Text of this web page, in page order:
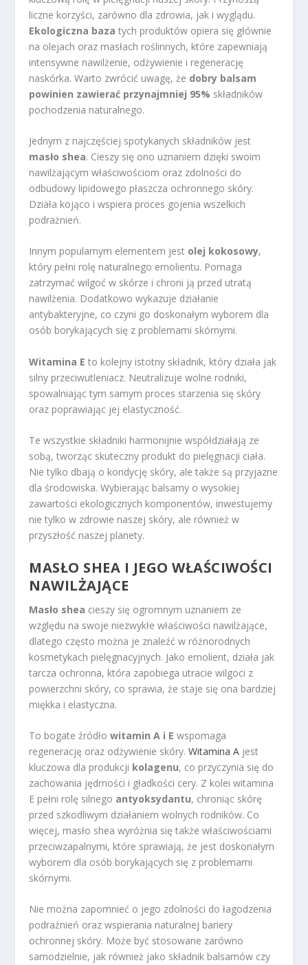
liczne korzyści, zarówno dla zdrowia, jak i wyglądu.
Ekologiczna baza tych produktów opiera się głównie
na olejach oraz masłach roślinnych, które zapewniają
intensywne nawilżenie, odżywienie i regenerację
naskórka. Warto zwrócić uwagę, że dobry balsam
powinien zawierać przynajmniej 95% składników
pochodzenia naturalnego.
Jednym z najczęściej spotykanych składników jest
masło shea. Cieszy się ono uznaniem dzięki swoim
nawilżającym właściwościom oraz zdolności do
odbudowy lipidowego płaszcza ochronnego skóry.
Działa kojąco i wspiera proces gojenia wszelkich
podrażnień.
Innym popularnym elementem jest olej kokosowy,
który pełni rolę naturalnego emolientu. Pomaga
zatrzymać wilgoć w skórze i chroni ją przed utratą
nawilżenia. Dodatkowo wykazuje działanie
antybakteryjne, co czyni go doskonałym wyborem dla
osób borykających się z problemami skórnymi.
Witamina E to kolejny istotny składnik, który działa jak
silny przeciwutleniacz. Neutralizuje wolne rodniki,
spowalniając tym samym proces starzenia się skóry
oraz poprawiając jej elastyczność.
Te wszystkie składniki harmonijnie współdziałają ze
sobą, tworząc skuteczny produkt do pielęgnacji ciała.
Nie tylko dbają o kondycję skóry, ale także są przyjazne
dla środowiska. Wybierając balsamy o wysokiej
zawartości ekologicznych komponentów, inwestujemy
nie tylko w zdrowie naszej skóry, ale również w
przyszłość naszej planety.
MASŁO SHEA I JEGO WŁAŚCIWOŚCI
NAWILŻAJĄCE
Masło shea cieszy się ogromnym uznaniem ze
względu na swoje niezwykłe właściwości nawilżające,
dlatego często można je znaleźć w różnorodnych
kosmetykach pielęgnacyjnych. Jako emolient, działa jak
tarcza ochronna, która zapobiega utracie wilgoci z
powierzchni skóry, co sprawia, że staje się ona bardziej
miękka i elastyczna.
To bogate źródłowitamin A i E wspomaga
regenerację oraz odżywienie skóry.Witamina A jest
kluczowa dla produkcji kolagenu, co przyczynia się do
zachowania jędrności i gładkości cery. Z kolei witamina
E pełni rolę silnego antyoksydantu, chroniąc skórę
przed szkodliwym działaniem wolnych rodników. Co
więcej, masło shea wyróżnia się także właściwościami
przeciwzapalnymi, które sprawiają, że jest doskonałym
wyborem dla osób borykających się z problemami
skórnymi.
Nie można zapomnieć o jego zdolności do łagodzenia
podrażnień oraz wspierania naturalnej bariery
ochronnej skóry. Może być stosowane zarówno
samodzielnie, jak również jako składnik balsamów czy